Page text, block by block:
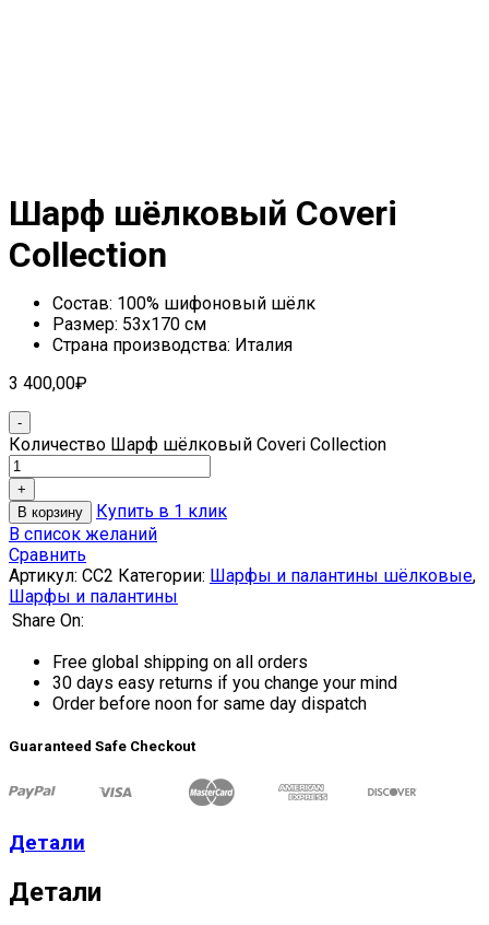
Шарф шёлковый Coveri
Collection
Состав: 100% шифоновый шёлк
Размер: 53х170 см
Страна производства: Италия
3 400,00₽
Количество Шарф шёлковый Coveri Collection
В корзину
Купить в 1 клик
В список желаний
Сравнить
Артикул: CC2 Категории: Шарфы и палантины шёлковые,
Шарфы и палантины
Share On:
Free global shipping on all orders
30 days easy returns if you change your mind
Order before noon for same day dispatch
Guaranteed Safe Checkout
Детали
Детали